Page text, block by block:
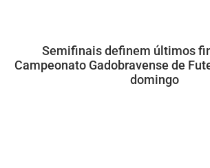
Semifinais definem últimos
Campeonato Gadobravense de
domingo